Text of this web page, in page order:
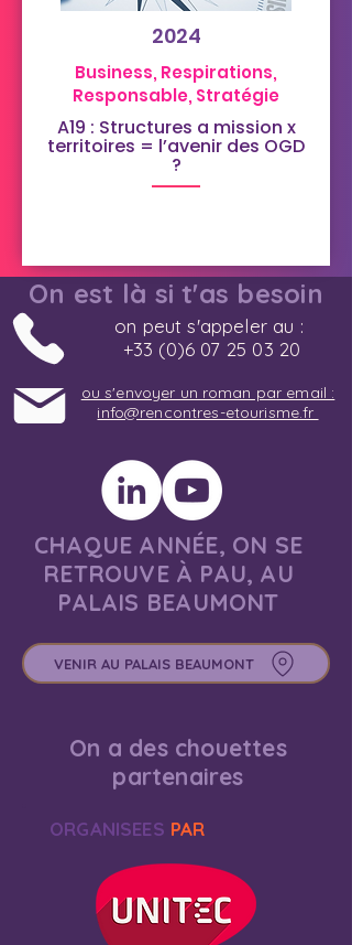
2024
Business, Respirations,
Responsable, Stratégie
A19 : Structures a mission x
territoires = l’avenir des OGD
?
On est là si t'as besoin
on peut s'appeler au :
+33 (0)6 07 25 03 20
ou s'envoyer un roman par email :
info@rencontres-etourisme.fr
CHAQUE ANNÉE, ON SE
RETROUVE À PAU, AU
PALAIS BEAUMONT
VENIR AU PALAIS BEAUMONT
On a des chouettes
partenaires
ORGANISEES PAR